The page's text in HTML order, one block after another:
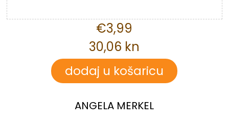
€3,99
30,06 kn
ANGELA MERKEL